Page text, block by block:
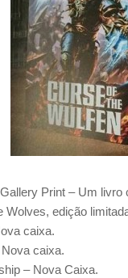
Print – Um livro
Wolves, edição
caixa.
caixa.
– Nova Caixa.